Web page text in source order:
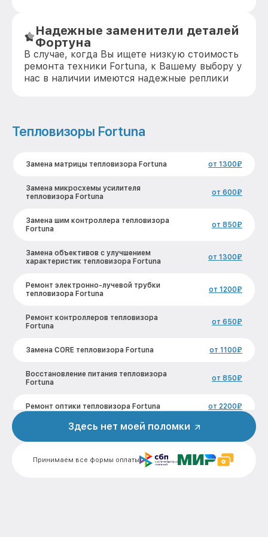
Надежные заменители деталей
Фортуна
В случае, когда Вы ищете низкую стоимость
ремонта техники Fortuna, к Вашему выбору у
нас в наличии имеются надежные реплики
Тепловизоры Fortuna
Замена матрицы тепловизора Fortuna от 1300₽
Замена микросхемы усилителя
тепловизора Fortuna
от 600₽
Замена шим контроллера тепловизора
Fortuna
от 850₽
Замена объективов с улучшением
характеристик тепловизора Fortuna
от 1300₽
Ремонт электронно-лучевой трубки
тепловизора Fortuna
от 1200₽
Ремонт контроллеров тепловизора
Fortuna
от 650₽
Замена CORE тепловизора Fortuna от 1100₽
Восстановление питания тепловизора
Fortuna
от 850₽
Ремонт оптики тепловизора Fortuna от 2200₽
Ремонт датчика синхроимпульсов
Калибровка и настройка тепловизора
от 900₽
Принимаем все формы оплаты
Здесь нет моей поломки